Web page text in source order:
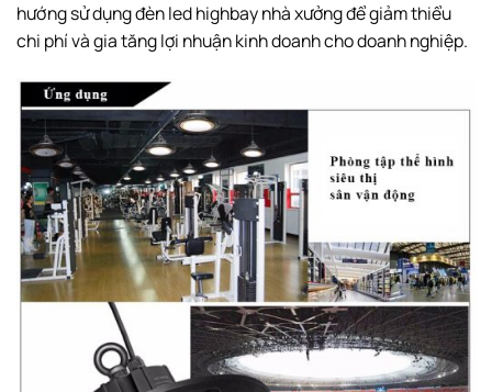
hướng sử dụng đèn led highbay nhà xưởng để giảm thiểu
chi phí và gia tăng lợi nhuận kinh doanh cho doanh nghiệp.